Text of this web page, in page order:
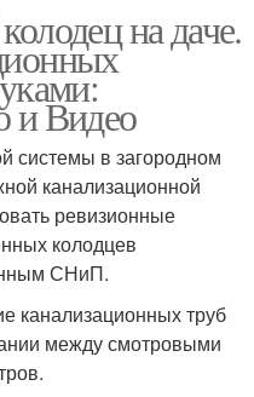
на даче.
и Видео
системы в загородном
канализационной
ревизионные
колодцев
СНиП.
канализационных труб
между смотровыми